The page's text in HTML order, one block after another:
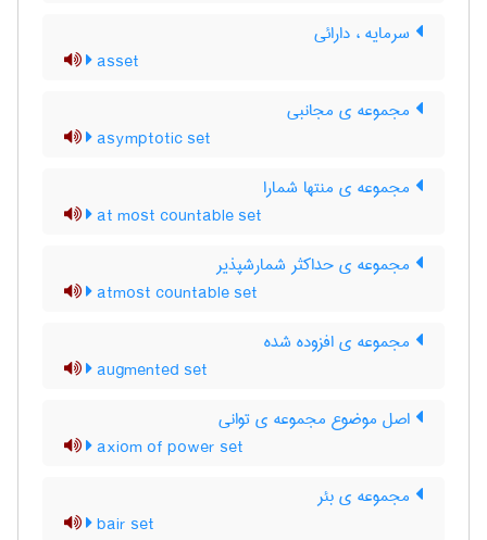
سرمایه ، دارائی
asset
مجموعه ی مجانبی
asymptotic set
مجموعه ی منتها شمارا
at most countable set
مجموعه ی حداکثر شمارشپذیر
atmost countable set
مجموعه ی افزوده شده
augmented set
اصل موضوع مجموعه ی توانی
axiom of power set
مجموعه ی بئر
bair set